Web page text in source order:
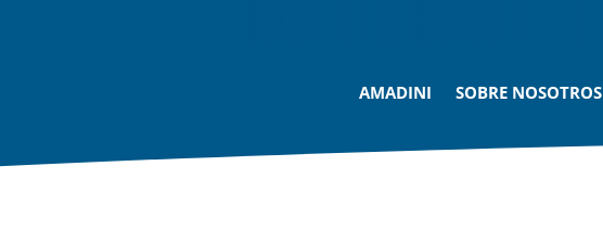
AMADINI SOBRE NOSOTROS